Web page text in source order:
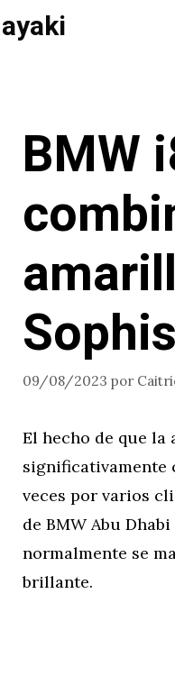
BMW
09/08/2023 por
El hecho de que la
significativamente
veces por varios
de BMW Abu
normalmente se
brillante.